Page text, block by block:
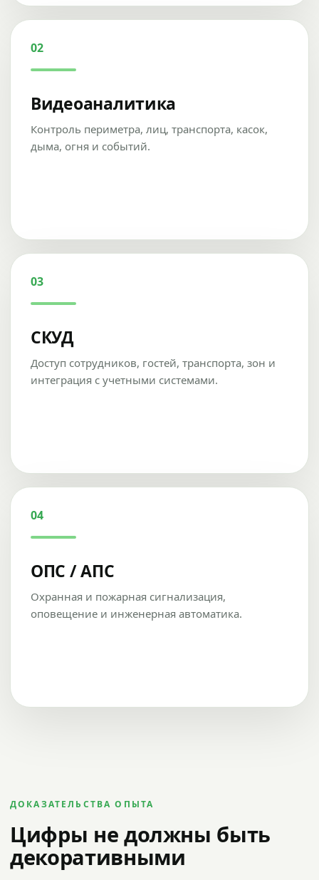
02
Видеоаналитика
Контроль периметра, лиц, транспорта, касок,
дыма, огня и событий.
03
СКУД
Доступ сотрудников, гостей, транспорта, зон и
интеграция с учетными системами.
04
ОПС / АПС
Охранная и пожарная сигнализация,
оповещение и инженерная автоматика.
ДОКАЗАТЕЛЬСТВА ОПЫТА
Цифры не должны быть
декоративными